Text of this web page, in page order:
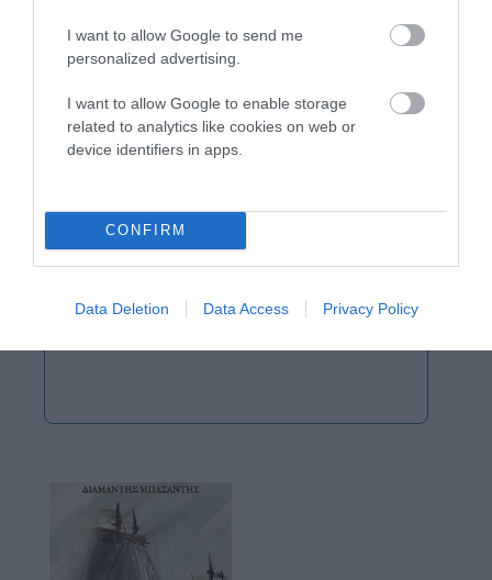
I want to allow Google to send me
personalized advertising.
I want to allow Google to enable storage
related to analytics like cookies on web or
device identifiers in apps.
CONFIRM
Data Deletion Data Access Privacy Policy